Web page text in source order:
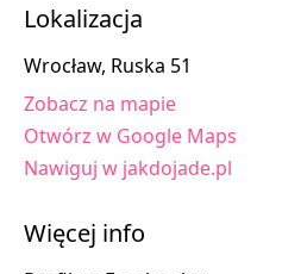
Lokalizacja
Wrocław, Ruska 51
Zobacz na mapie
Otwórz w Google Maps
Nawiguj w jakdojade.pl
Więcej info